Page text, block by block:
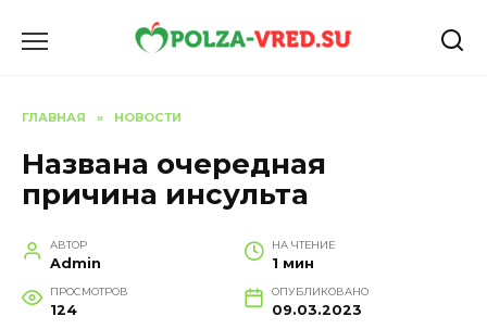
ГЛАВНАЯ » НОВОСТИ
Названа очередная
причина инсульта
АВТОР
Admin
НА ЧТЕНИЕ
1 мин
ПРОСМОТРОВ
124
ОПУБЛИКОВАНО
09.03.2023